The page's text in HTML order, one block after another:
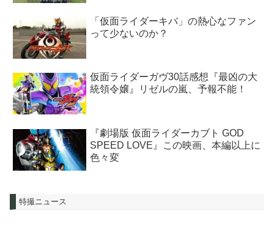
「仮面ライダーキバ」の熱心なファン
って少ないのか？
仮面ライダーガヴ30話感想『最凶の大
統領令嬢』リゼルの嵐、予報不能！
『劇場版 仮面ライダーカブト GOD
SPEED LOVE』この映画、本編以上に
色々変
特撮ニュース